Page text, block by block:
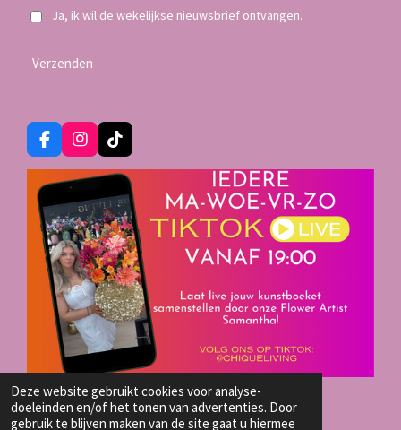
Deze website gebruikt cookies voor analyse-
doeleinden en/of het tonen van advertenties. Door
gebruik te blijven maken van de site gaat u hiermee
Ja, ik wil de wekelijkse nieuwsbrief ontvangen.
Verzenden
F
a
b
o
o
k
I
n
s
a
g
r
a
m
T
i
k
T
o
k
TIKTOK LIVE SHOP
© 2023 - 2026 Chique-Living